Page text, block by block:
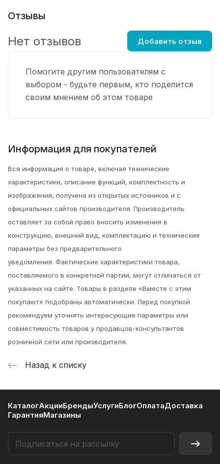
Отзывы
Помогите другим пользователям с
выбором - будьте первым, кто поделится
своим мнением об этом товаре
Нет отзывов Добавить отзыв
Информация для покупателей
Вся информация о товаре, включая технические
характеристики, описание функций, комплектность и
изображения, получена из открытых источников и с
официальных сайтов производителя. Производитель
оставляет за собой право вносить изменения в
конструкцию, внешний вид, комплектацию и технические
параметры без предварительного
уведомления. Фактические характеристики товара,
поставляемого в конкретной партии, могут отличаться от
указанных на сайте. Товары в разделе «Вместе с этим
покупают» подобраны автоматически. Перед покупкой
рекомендуем уточнять интересующие параметры или
совместимость товаров у продавцов-консультантов
розничной сети или производителя.
Назад к списку
КаталогАкцииБрендыУслугиБлогОплатаДоставка
ГарантияМагазины